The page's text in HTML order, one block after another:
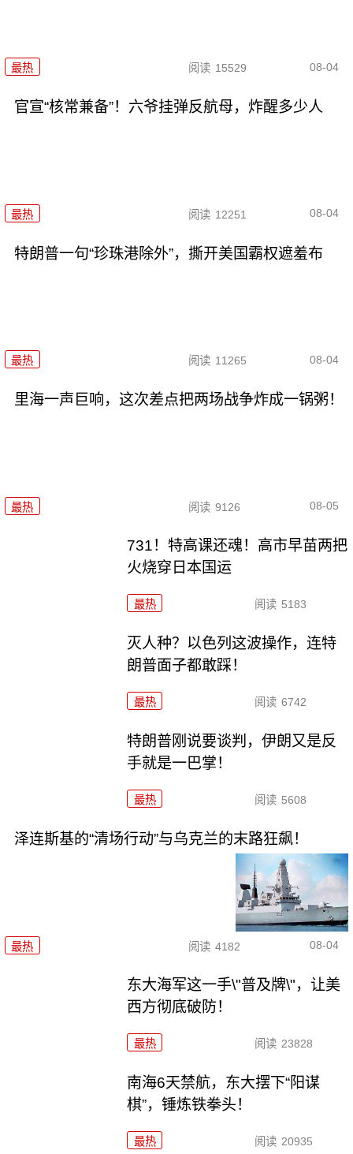
最热 阅读 15529 08-04
官宣“核常兼备”！六爷挂弹反航母，炸醒多少人
最热 阅读 12251 08-04
特朗普一句“珍珠港除外”，撕开美国霸权遮羞布
最热 阅读 11265 08-04
里海一声巨响，这次差点把两场战争炸成一锅粥！
最热 阅读 9126 08-05
731！特高课还魂！高市早苗两把
火烧穿日本国运
最热 阅读 5183
灭人种？以色列这波操作，连特
朗普面子都敢踩！
最热 阅读 6742
特朗普刚说要谈判，伊朗又是反
手就是一巴掌！
最热 阅读 5608
泽连斯基的“清场行动”与乌克兰的末路狂飙！
最热 阅读 4182 08-04
东大海军这一手\"普及牌\"，让美
西方彻底破防！
最热 阅读 23828
南海6天禁航，东大摆下“阳谋
棋”，锤炼铁拳头！
最热 阅读 20935